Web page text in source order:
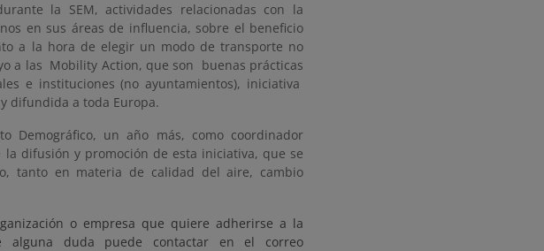
la SEM, actividades relacionadas con la
en sus áreas de influencia, sobre el beneficio
a la hora de elegir un modo de transporte no
a las Mobility Action, que son buenas prácticas
e instituciones (no ayuntamientos), iniciativa
difundida a toda Europa.
Demográfico, un año más, como coordinador
difusión y promoción de esta iniciativa, que se
tanto en materia de calidad del aire, cambio
o empresa que quiere adherirse a la
alguna duda puede contactar en el correo